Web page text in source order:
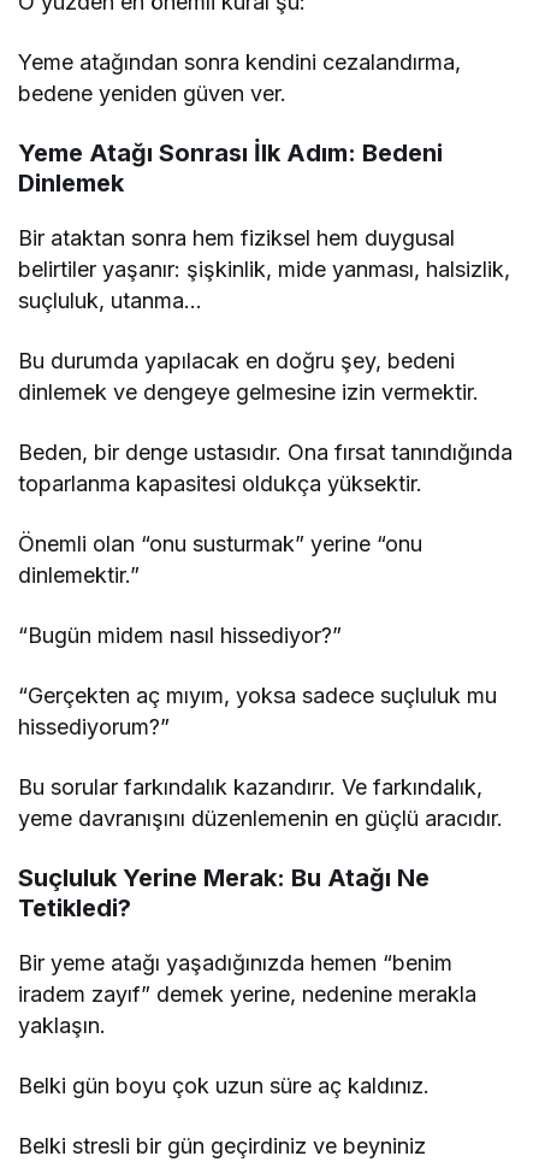
Yeme atağından sonra kendini cezalandırma,
bedene yeniden güven ver.
Yeme Atağı Sonrası İlk Adım: Bedeni
Dinlemek
Bir ataktan sonra hem fiziksel hem duygusal
belirtiler yaşanır: şişkinlik, mide yanması, halsizlik,
suçluluk, utanma…
Bu durumda yapılacak en doğru şey, bedeni
dinlemek ve dengeye gelmesine izin vermektir.
Beden, bir denge ustasıdır. Ona fırsat tanındığında
toparlanma kapasitesi oldukça yüksektir.
Önemli olan “onu susturmak” yerine “onu
dinlemektir.”
“Bugün midem nasıl hissediyor?”
“Gerçekten aç mıyım, yoksa sadece suçluluk mu
hissediyorum?”
Bu sorular farkındalık kazandırır. Ve farkındalık,
yeme davranışını düzenlemenin en güçlü aracıdır.
Suçluluk Yerine Merak: Bu Atağı Ne
Tetikledi?
Bir yeme atağı yaşadığınızda hemen “benim
iradem zayıf” demek yerine, nedenine merakla
yaklaşın.
Belki gün boyu çok uzun süre aç kaldınız.
Belki stresli bir gün geçirdiniz ve beyniniz